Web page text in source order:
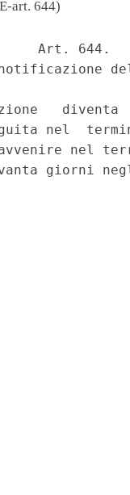
art. 644)
Art. 644.
diventa
nel
nel
giorni